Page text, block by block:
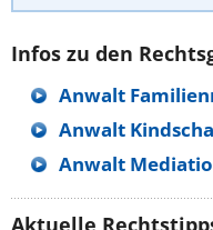
Infos zu den
Anwalt
Anwalt
Anwalt
Aktuelle